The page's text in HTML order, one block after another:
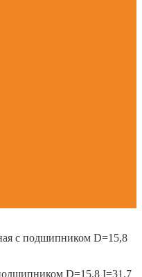
с подшипником D=15,8
D=15,8 I=31,7